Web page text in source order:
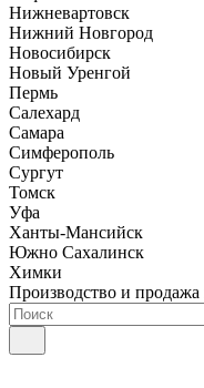
Нижневартовск
Нижний Новгород
Новосибирск
Новый Уренгой
Пермь
Салехард
Самара
Симферополь
Сургут
Томск
Уфа
Ханты-Мансийск
Южно Сахалинск
Химки
Производство и